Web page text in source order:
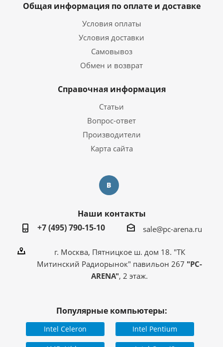
Общая информация по оплате и доставке
Условия оплаты
Условия доставки
Самовывоз
Обмен и возврат
Справочная информация
Статьи
Вопрос-ответ
Производители
Карта сайта
Наши контакты
+7 (495) 790-15-10
sale@pc-arena.ru
г. Москва, Пятницкое ш. дом 18. "ТК
Митинский Радиорынок" павильон 267 "PC-
ARENA", 2 этаж.
Популярные компьютеры:
Intel Celeron Intel Pentium